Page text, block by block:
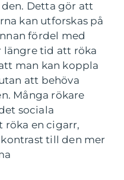
Detta gör att
kan utforskas på
fördel med
längre tid att röka
man kan koppla
att behöva
Många rökare
sociala
röka en cigarr,
till den mer